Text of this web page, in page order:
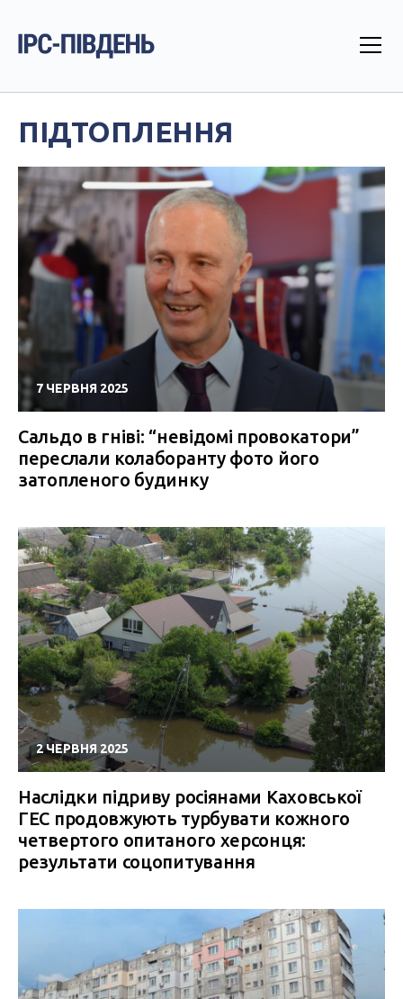
ПІДТОПЛЕННЯ
7 ЧЕРВНЯ 2025
Сальдо в гніві: “невідомі провокатори”
переслали колаборанту фото його
затопленого будинку
2 ЧЕРВНЯ 2025
Наслідки підриву росіянами Каховської
ГЕС продовжують турбувати кожного
четвертого опитаного херсонця:
результати соцопитування